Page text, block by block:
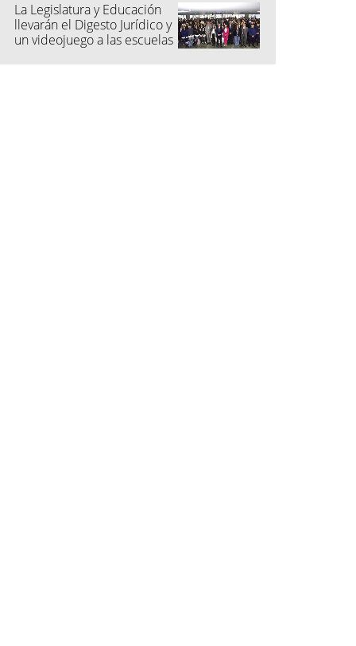
La Legislatura y Educación
llevarán el Digesto Jurídico y
un videojuego a las escuelas